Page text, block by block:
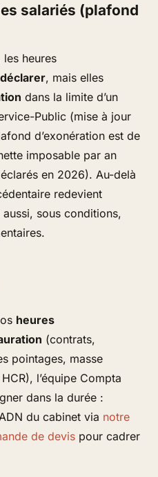
salariés (plafond
les heures
, mais elles
dans la limite d’un
Public (mise à jour
d’exonération est de
imposable par an
en 2026). Au-delà
redevient
sous conditions,
heures
(contrats,
pointages, masse
l’équipe Compta
dans la durée :
du cabinet via notre
de devis pour cadrer